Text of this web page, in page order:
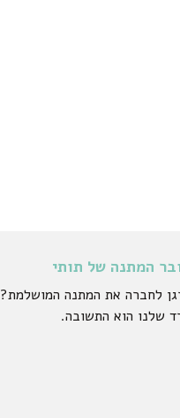
המתנה של תותי
לחברה את המתנה המושלמת?
שלנו הוא התשובה.